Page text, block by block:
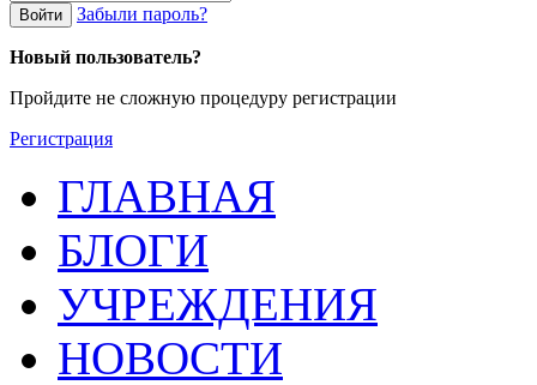
Войти Забыли пароль?
Новый пользователь?
Пройдите не сложную процедуру регистрации
Регистрация
ГЛАВНАЯ
БЛОГИ
УЧРЕЖДЕНИЯ
НОВОСТИ